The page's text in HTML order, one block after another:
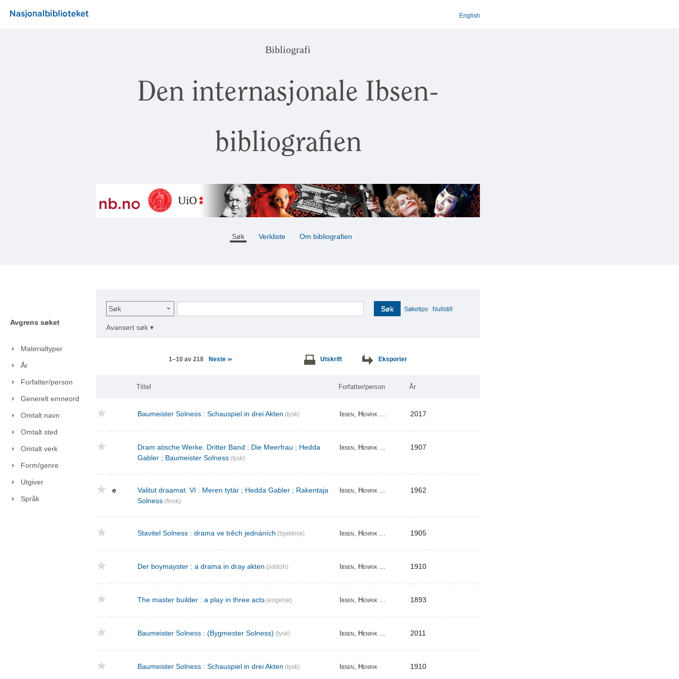
English
Bibliografi
Den internasjonale Ibsen-
bibliografien
Søk Verkliste Om bibliografien
Avgrens søket
Materialtyper
År
Forfatter/person
Generelt emneord
Omtalt navn
Omtalt sted
Omtalt verk
Form/genre
Utgiver
Språk
Søk Søk Søketips Nullstill
Avansert søk ▾
1–10 av 218 Neste >> Utskrift Eksporter
Tittel Forfatter/person År
Baumeister Solness : Schauspiel in drei Akten (tysk) Ibsen, Henrik ... 2017
Dram atische Werke. Dritter Band : Die Meerfrau ; Hedda
Gabler ; Baumeister Solness (tysk)
Ibsen, Henrik ... 1907
e
Valitut draamat. VI : Meren tytär ; Hedda Gabler ; Rakentaja
Solness (finsk)
Ibsen, Henrik ... 1962
Stavitel Solness : drama ve trěch jednáních (tsjekkisk) Ibsen, Henrik ... 1905
Der boymayster : a drama in dray akten (jiddish) Ibsen, Henrik ... 1910
The master builder : a play in three acts (engelsk) Ibsen, Henrik ... 1893
Baumeister Solness : (Bygmester Solness) (tysk) Ibsen, Henrik ... 2011
Baumeister Solness : Schauspiel in drei Akten (tysk) Ibsen, Henrik 1910